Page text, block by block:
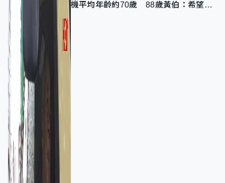
機平均年齡約70歲 88歲黃伯：希望一